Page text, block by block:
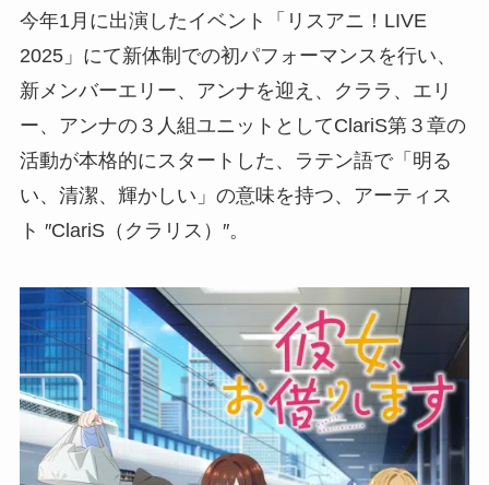
今年1月に出演したイベント「リスアニ！LIVE
2025」にて新体制での初パフォーマンスを行い、
新メンバーエリー、アンナを迎え、クララ、エリ
ー、アンナの３人組ユニットとしてClariS第３章の
活動が本格的にスタートした、ラテン語で「明る
い、清潔、輝かしい」の意味を持つ、アーティス
ト ″ClariS（クラリス）″。